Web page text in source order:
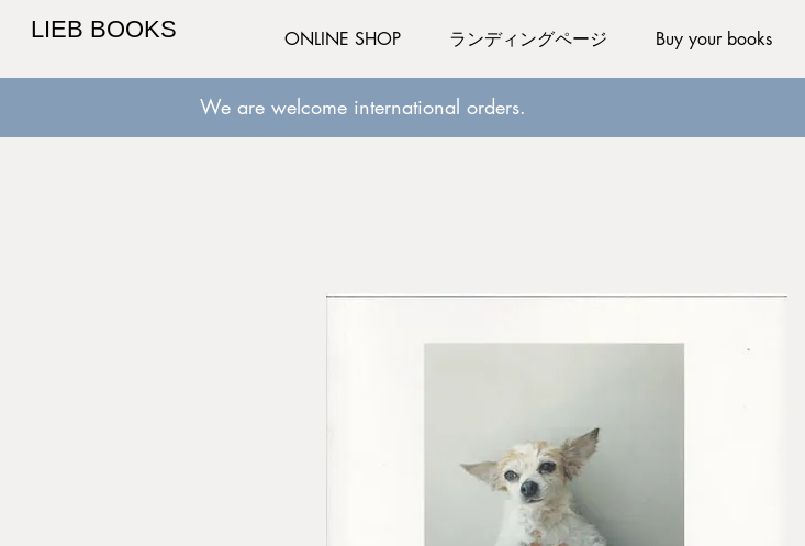
LIEB BOOKS ONLINE SHOP ランディングページ Buy your books
We are welcome international orders.